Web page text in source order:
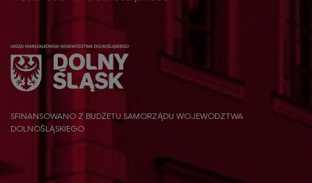
SFINANSOWANO Z BUDŻETU SAMORZĄDU WOJEWÓDZTWA
DOLNOŚLĄSKIEGO